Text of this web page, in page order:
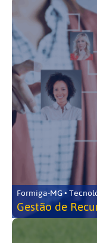
Formiga-MG •
Gestão de